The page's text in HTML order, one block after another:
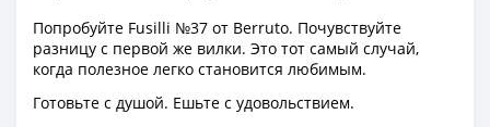
Попробуйте Fusilli №37 от Berruto. Почувствуйте
разницу с первой же вилки. Это тот самый случай,
когда полезное легко становится любимым.
Готовьте с душой. Ешьте с удовольствием.